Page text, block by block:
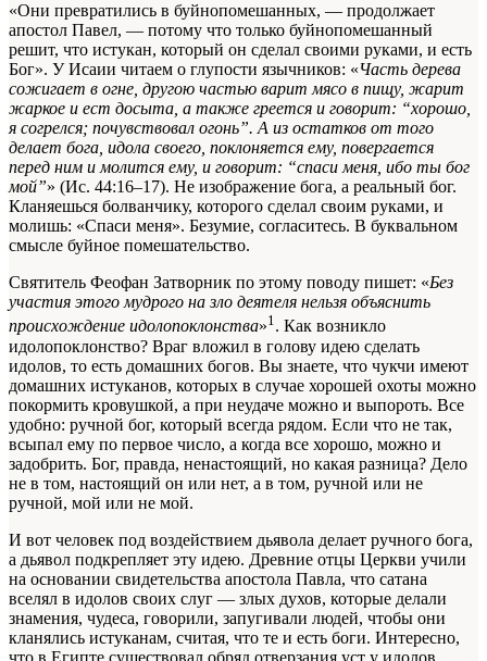
«Они превратились в буйнопомешанных, — продолжает
апостол Павел, — потому что только буйнопомешанный
решит, что истукан, который он сделал своими руками, и есть
Бог». У Исаии читаем о глупости язычников: «Часть дерева
сожигает в огне, другою частью варит мясо в пищу, жарит
жаркое и ест досыта, а также греется и говорит: “хорошо,
я согрелся; почувствовал огонь”. А из остатков от того
делает бога, идола своего, поклоняется ему, повергается
перед ним и молится ему, и говорит: “спаси меня, ибо ты бог
мой”» (Ис. 44:16–17). Не изображение бога, а реальный бог.
Кланяешься болванчику, которого сделал своим руками, и
молишь: «Спаси меня». Безумие, согласитесь. В буквальном
смысле буйное помешательство.
Святитель Феофан Затворник по этому поводу пишет: «Без
участия этого мудрого на зло деятеля нельзя объяснить
происхождение идолопоклонства»1. Как возникло
идолопоклонство? Враг вложил в голову идею сделать
идолов, то есть домашних богов. Вы знаете, что чукчи имеют
домашних истуканов, которых в случае хорошей охоты можно
покормить кровушкой, а при неудаче можно и выпороть. Все
удобно: ручной бог, который всегда рядом. Если что не так,
всыпал ему по первое число, а когда все хорошо, можно и
задобрить. Бог, правда, ненастоящий, но какая разница? Дело
не в том, настоящий он или нет, а в том, ручной или не
ручной, мой или не мой.
И вот человек под воздействием дьявола делает ручного бога,
а дьявол подкрепляет эту идею. Древние отцы Церкви учили
на основании свидетельства апостола Павла, что сатана
вселял в идолов своих слуг — злых духов, которые делали
знамения, чудеса, говорили, запугивали людей, чтобы они
кланялись истуканам, считая, что те и есть боги. Интересно,
что в Египте существовал обряд отверзания уст у идолов,